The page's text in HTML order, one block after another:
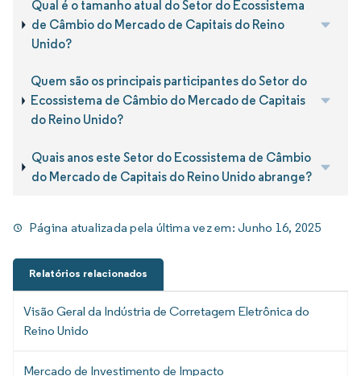
Qual é o tamanho atual do Setor do Ecossistema
de Câmbio do Mercado de Capitais do Reino
Unido?
Quem são os principais participantes do Setor do
Ecossistema de Câmbio do Mercado de Capitais
do Reino Unido?
Quais anos este Setor do Ecossistema de Câmbio
do Mercado de Capitais do Reino Unido abrange?
Página atualizada pela última vez em:Junho 16, 2025
Relatórios relacionados
Visão Geral da Indústria de Corretagem Eletrônica do
Reino Unido
Mercado de Investimento de Impacto